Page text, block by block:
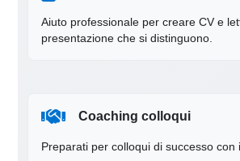
Aiuto professionale per creare CV e
presentazione che si distinguono.
Coaching colloqui
Preparati per colloqui di successo con